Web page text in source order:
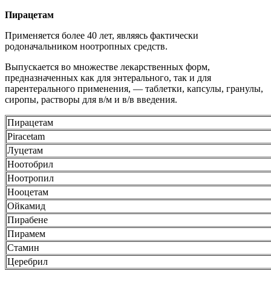
Пирацетам
Применяется более 40 лет, являясь фактически
родоначальником ноотропных средств.
Выпускается во множестве лекарственных форм,
предназначенных как для энтерального, так и для
парентерального применения, — таблетки, капсулы, гранулы,
сиропы, растворы для в/м и в/в введения.
Пирацетам
Piracetam
Луцетам
Ноотобрил
Ноотропил
Нооцетам
Ойкамид
Пирабене
Пирамем
Стамин
Церебрил